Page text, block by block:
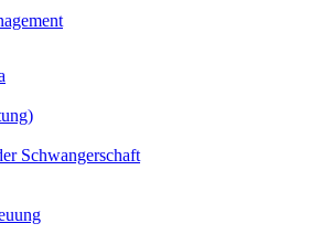
Schwangerschaft